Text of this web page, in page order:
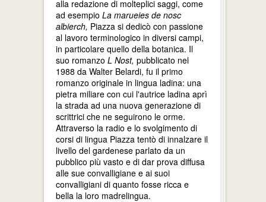
alla redazione di molteplici saggi, come
ad esempio La marueies de nosc
albierch, Piazza si dedicò con passione
al lavoro terminologico in diversi campi,
in particolare quello della botanica. Il
suo romanzo L Nost, pubblicato nel
1988 da Walter Belardi, fu il primo
romanzo originale in lingua ladina: una
pietra miliare con cui l'autrice ladina aprì
la strada ad una nuova generazione di
scrittrici che ne seguirono le orme.
Attraverso la radio e lo svolgimento di
corsi di lingua Piazza tentò di innalzare il
livello del gardenese parlato da un
pubblico più vasto e di dar prova diffusa
alle sue convalligiane e ai suoi
convalligiani di quanto fosse ricca e
bella la loro madrelingua.